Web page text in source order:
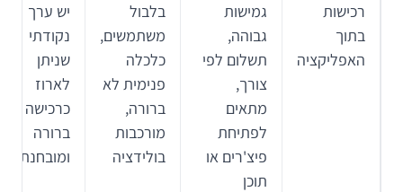
רכישות
בתוך
האפליקציה
גמישות
גבוהה,
תשלום לפי
צורך,
מתאים
לפתיחת
פיצ'רים או
תוכן
בלבול
משתמשים,
כלכלה
פנימית לא
ברורה,
מורכבות
בולידציה
יש ערך
נקודתי
שניתן
לארוז
כרכישה
ברורה
ומובחנת